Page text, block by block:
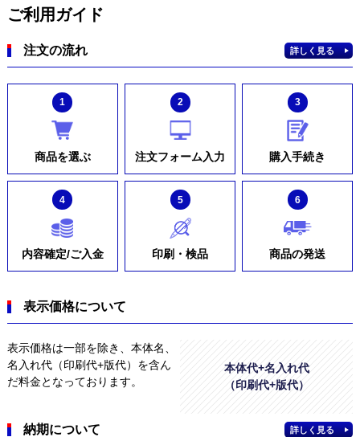
ご利用ガイド
注文の流れ 詳しく見る
1
商品を選ぶ
2
注文フォーム入力
3
購入手続き
4
内容確定/ご入金
5
印刷・検品
6
商品の発送
表示価格について
表示価格は一部を除き、本体名、
名入れ代（印刷代+版代）を含ん
だ料金となっております。
本体代+名入れ代
（印刷代+版代）
納期について 詳しく見る